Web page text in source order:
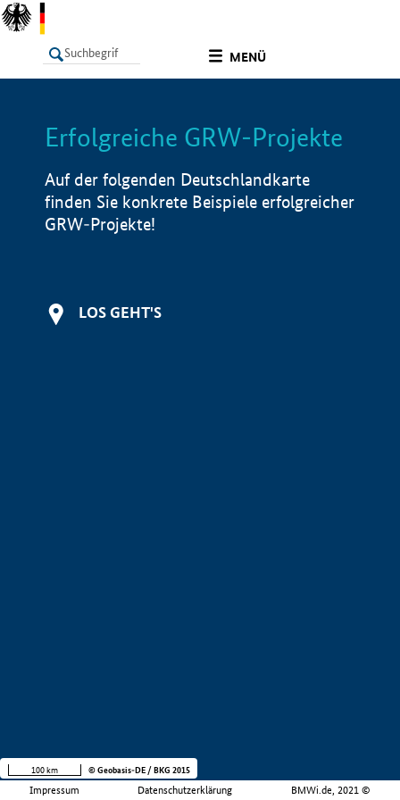
MENÜ
LISTE Info
Erfolgreiche GRW-Projekte
Auf der folgenden Deutschlandkarte
finden Sie konkrete Beispiele erfolgreicher
GRW-Projekte!
LOS GEHT'S
Impressum Datenschutzerklärung BMWi.de, 2021 ©
100 km © Geobasis-DE / BKG 2015